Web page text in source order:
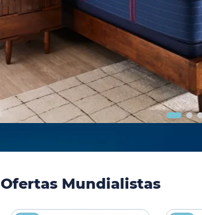
Ofertas Mundialistas